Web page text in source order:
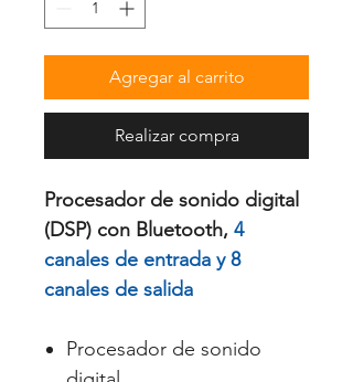
Agregar al carrito
Realizar compra
Procesador de sonido digital
(DSP) con Bluetooth, 4
canales de entrada y 8
canales de salida
Procesador de sonido